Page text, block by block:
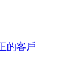
的客戶